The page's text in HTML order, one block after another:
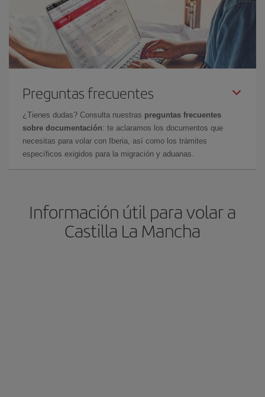
Preguntas frecuentes
¿Tienes dudas? Consulta nuestras preguntas frecuentes
sobre documentación: te aclaramos los documentos que
necesitas para volar con Iberia, así como los trámites
específicos exigidos para la migración y aduanas.
Información útil para volar a
Castilla La Mancha